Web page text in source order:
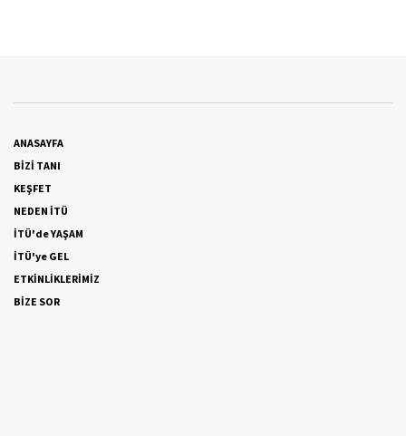
ANASAYFA
BİZİ TANI
KEŞFET
NEDEN İTÜ
İTÜ'de YAŞAM
İTÜ'ye GEL
ETKİNLİKLERİMİZ
BİZE SOR